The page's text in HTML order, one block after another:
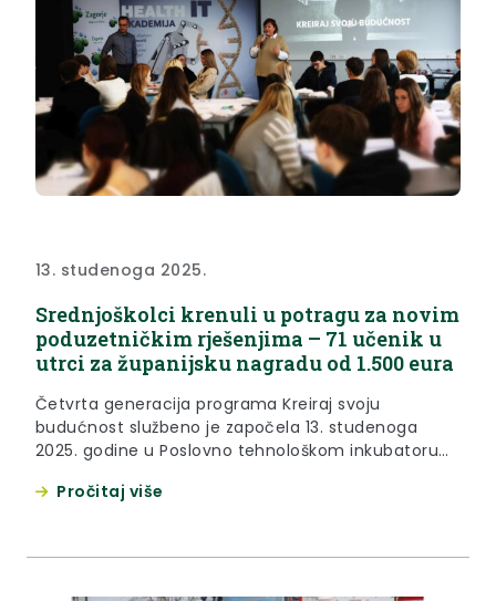
13. studenoga 2025.
Srednjoškolci krenuli u potragu za novim
poduzetničkim rješenjima – 71 učenik u
utrci za županijsku nagradu od 1.500 eura
Četvrta generacija programa Kreiraj svoju
budućnost službeno je započela 13. studenoga
2025. godine u Poslovno tehnološkom inkubatoru
Kreiraj svoju budućnost namijenjen je poticanju
Pročitaj više